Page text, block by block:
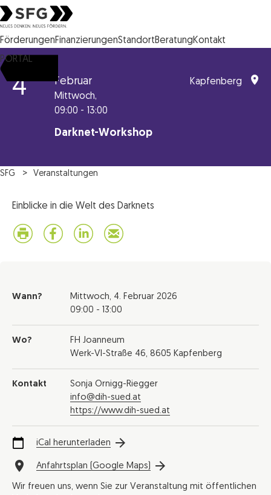
Steirische Wirtschaftsförderungsgesellschaft mbH SFG Logo
FörderungenFinanzierungenStandortBeratungKontakt
PORTAL
4 Februar
Mittwoch,
09:00 - 13:00
Darknet-Workshop
Kapfenberg
SFG Veranstaltungen
Einblicke in die Welt des Darknets
Wann? Mittwoch, 4. Februar 2026
09:00 - 13:00
Wo?
FH Joanneum
Werk-VI-Straße 46, 8605 Kapfenberg
Kontakt
Sonja Ornigg-Riegger
info@dih-sued.at
https://www.dih-sued.at
iCal herunterladen
Anfahrtsplan (Google Maps)
Wir freuen uns, wenn Sie zur Veranstaltung mit öffentlichen